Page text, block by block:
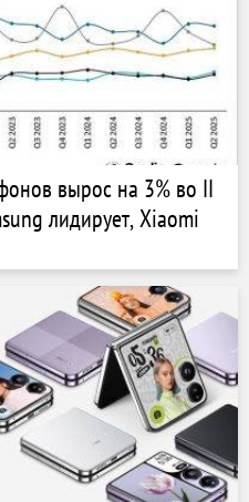
вырос на 3% во II
лидирует, Xiaomi